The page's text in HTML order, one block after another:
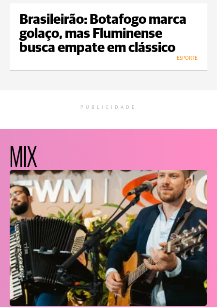
Brasileirão: Botafogo marca
golaço, mas Fluminense
busca empate em clássico
ESPORTE
PUBLICIDADE
MIX